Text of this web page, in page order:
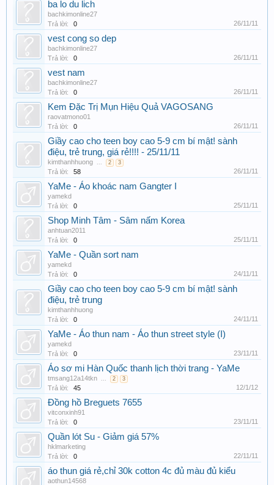
ba lo du lich
bachkimonline27
Trả lời:
0 26/11/11
vest cong so dep
bachkimonline27
Trả lời:
0 26/11/11
vest nam
bachkimonline27
Trả lời:
0 26/11/11
Kem Đặc Trị Mụn Hiệu Quả VAGOSANG
raovatmono01
Trả lời:
0 26/11/11
Giầy cao cho teen boy cao 5-9 cm bí mật! sành
điệu, trẻ trung, giá rẻ!!!! - 25/11/11
kimthanhhuong ... 2 3
Trả lời: 58 26/11/11
YaMe - Áo khoác nam Gangter I
yamekd
Trả lời:
0 25/11/11
Shop Minh Tâm - Sâm nấm Korea
anhtuan2011
Trả lời:
0 25/11/11
YaMe - Quần sort nam
yamekd
Trả lời:
0 24/11/11
Giầy cao cho teen boy cao 5-9 cm bí mật! sành
điệu, trẻ trung
kimthanhhuong
Trả lời:
0 24/11/11
YaMe - Áo thun nam - Áo thun street style (I)
yamekd
Trả lời:
0 23/11/11
Áo sơ mi Hàn Quốc thanh lịch thời trang - YaMe
tmsang12a14tkn ... 2 3
Trả lời: 45 12/1/12
Đồng hồ Breguets 7655
vitconxinh91
Trả lời:
0 23/11/11
Quần lót Su - Giảm giá 57%
hklmarketing
Trả lời:
0 22/11/11
áo thun giá rẻ,chỉ 30k cotton 4c đủ màu đủ kiểu
aothun14568